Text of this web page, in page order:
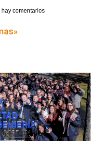
comentarios